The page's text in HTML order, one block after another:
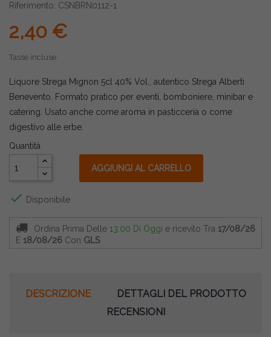
Riferimento: CSNBRN0112-1
2,40 €
Tasse incluse
Liquore Strega Mignon 5cl 40% Vol., autentico Strega Alberti
Benevento. Formato pratico per eventi, bomboniere, minibar e
catering. Usato anche come aroma in pasticceria o come
digestivo alle erbe.
Quantità
AGGIUNGI AL CARRELLO
 Disponibile
Ordina Prima Delle 13:00 Di Oggi e ricevilo Tra 17/08/26
E 18/08/26 Con GLS
DESCRIZIONE
DETTAGLI DEL PRODOTTO
RECENSIONI